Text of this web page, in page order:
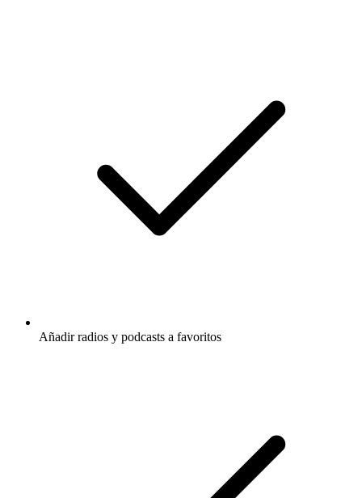
Añadir radios y podcasts a favoritos